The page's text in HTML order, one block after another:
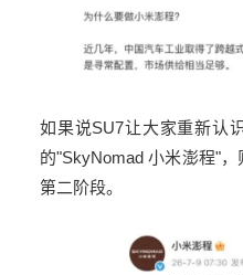
如果说SU7让大家重新认
的"SkyNomad小米澎程"，
第二阶段。